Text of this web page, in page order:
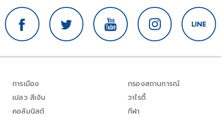
การเมือง
เปลว สีเงิน
คอลัมนิสต์
กรองสถานการณ์
วาไรตี้
กีฬา